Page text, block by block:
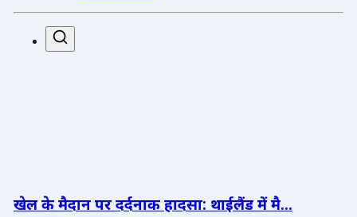
खेल के मैदान पर दर्दनाक हादसा: थाईलैंड में मै...